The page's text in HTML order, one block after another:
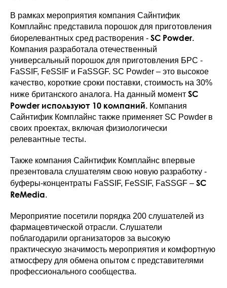
В рамках мероприятия компания Сайнтифик
Комплайнс представила порошок для приготовления
биорелевантных сред растворения - SC Powder.
Компания разработала отечественный
универсальный порошок для приготовления БРС -
FaSSIF, FeSSIF и FaSSGF. SC Powder – это высокое
качество, короткие сроки поставки, стоимость на 30%
ниже британского аналога. На данный момент SC
Powder используют 10 компаний. Компания
Сайнтифик Комплайнс также применяет SC Powder в
своих проектах, включая физиологически
релевантные тесты.
Также компания Сайнтифик Комплайнс впервые
презентовала слушателям свою новую разработку -
буферы-концентраты FaSSIF, FeSSIF, FaSSGF – SC
ReMedia.
Мероприятие посетили порядка 200 слушателей из
фармацевтической отрасли. Слушатели
поблагодарили организаторов за высокую
практическую значимость мероприятия и комфортную
атмосферу для обмена опытом с представителями
профессионального сообщества.